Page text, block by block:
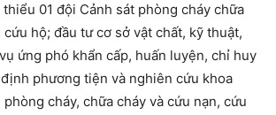
01 đội Cảnh sát phòng cháy chữa
cứu hộ; đầu tư cơ sở vật chất, kỹ thuật,
ứng phó khẩn cấp, huấn luyện, chỉ huy
phương tiện và nghiên cứu khoa
cháy, chữa cháy và cứu nạn, cứu